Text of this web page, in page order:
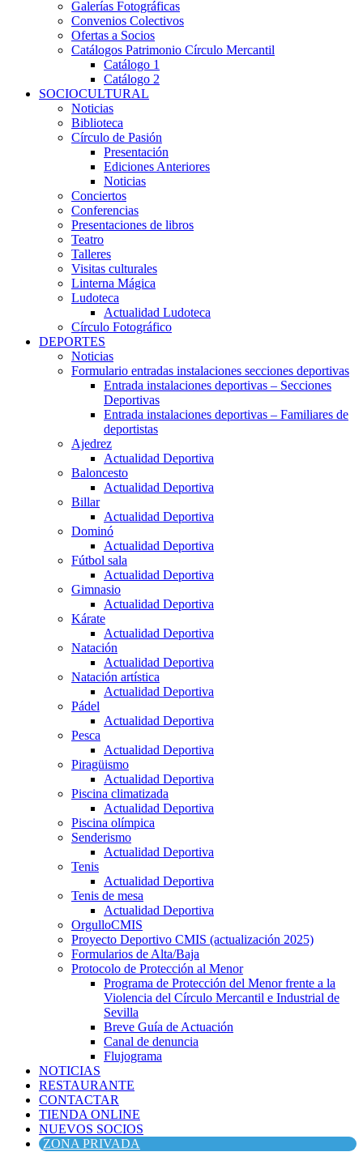
Galerías Fotográficas
Convenios Colectivos
Ofertas a Socios
Catálogos Patrimonio Círculo Mercantil
Catálogo 1
Catálogo 2
SOCIOCULTURAL
Noticias
Biblioteca
Círculo de Pasión
Presentación
Ediciones Anteriores
Noticias
Conciertos
Conferencias
Presentaciones de libros
Teatro
Talleres
Visitas culturales
Linterna Mágica
Ludoteca
Actualidad Ludoteca
Círculo Fotográfico
DEPORTES
Noticias
Formulario entradas instalaciones secciones deportivas
Entrada instalaciones deportivas – Secciones
Deportivas
Entrada instalaciones deportivas – Familiares de
deportistas
Ajedrez
Actualidad Deportiva
Baloncesto
Actualidad Deportiva
Billar
Actualidad Deportiva
Dominó
Actualidad Deportiva
Fútbol sala
Actualidad Deportiva
Gimnasio
Actualidad Deportiva
Kárate
Actualidad Deportiva
Natación
Actualidad Deportiva
Natación artística
Actualidad Deportiva
Pádel
Actualidad Deportiva
Pesca
Actualidad Deportiva
Piragüismo
Actualidad Deportiva
Piscina climatizada
Actualidad Deportiva
Piscina olímpica
Senderismo
Actualidad Deportiva
Tenis
Actualidad Deportiva
Tenis de mesa
Actualidad Deportiva
OrgulloCMIS
Proyecto Deportivo CMIS (actualización 2025)
Formularios de Alta/Baja
Protocolo de Protección al Menor
Programa de Protección del Menor frente a la
Violencia del Círculo Mercantil e Industrial de
Sevilla
Breve Guía de Actuación
Canal de denuncia
Flujograma
NOTICIAS
RESTAURANTE
CONTACTAR
TIENDA ONLINE
NUEVOS SOCIOS
ZONA PRIVADA